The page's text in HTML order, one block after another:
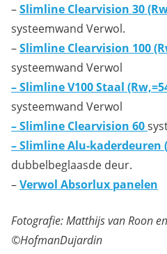
–Slimline Clearvision 30
systeemwand Verwol.
–Slimline Clearvision 100
systeemwand Verwol
– Slimline V100 Staal
systeemwand Verwol
– Slimline Clearvision 60
– Slimline Alu-kaderdeuren
dubbelbeglaasde deur.
–Verwol Absorlux panelen
Fotografie: Matthijs van Roon
©HofmanDujardin